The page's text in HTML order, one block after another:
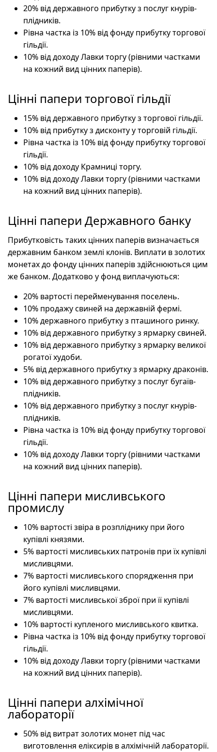
20% від державного прибутку з послуг кнурів-
плідників.
Рівна частка із 10% від фонду прибутку торгової
гільдії.
10% від доходу Лавки торгу (рівними частками
на кожний вид цінних паперів).
Цінні папери торгової гільдії
15% від державного прибутку з торгової гільдії.
10% від прибутку з дисконту у торговій гільдії.
Рівна частка із 10% від фонду прибутку торгової
гільдії.
10% від доходу Крамниці торгу.
10% від доходу Лавки торгу (рівними частками
на кожний вид цінних паперів).
Цінні папери Державного банку
Прибутковість таких цінних паперів визначається
державним банком землі клонів. Виплати в золотих
монетах до фонду цінних паперів здійснюються цим
же банком. Додатково у фонд виплачуються:
20% вартості перейменування поселень.
10% продажу свиней на державній фермі.
10% державного прибутку з пташиного ринку.
10% від державного прибутку з ярмарку свиней.
10% від державного прибутку з ярмарку великої
рогатої худоби.
5% від державного прибутку з ярмарку драконів.
10% від державного прибутку з послуг бугаїв-
плідників.
10% від державного прибутку з послуг кнурів-
плідників.
Рівна частка із 10% від фонду прибутку торгової
гільдії.
10% від доходу Лавки торгу (рівними частками
на кожний вид цінних паперів).
Цінні папери мисливського
промислу
10% вартості звіра в розпліднику при його
купівлі князями.
5% вартості мисливських патронів при їх купівлі
мисливцями.
7% вартості мисливського спорядження при
його купівлі мисливцями.
7% вартості мисливської зброї при її купівлі
мисливцями.
10% вартості купленого мисливського квитка.
Рівна частка із 10% від фонду прибутку торгової
гільдії.
10% від доходу Лавки торгу (рівними частками
на кожний вид цінних паперів).
Цінні папери алхімічної
лабораторії
50% від витрат золотих монет під час
виготовлення еліксирів в алхімічній лабораторії.